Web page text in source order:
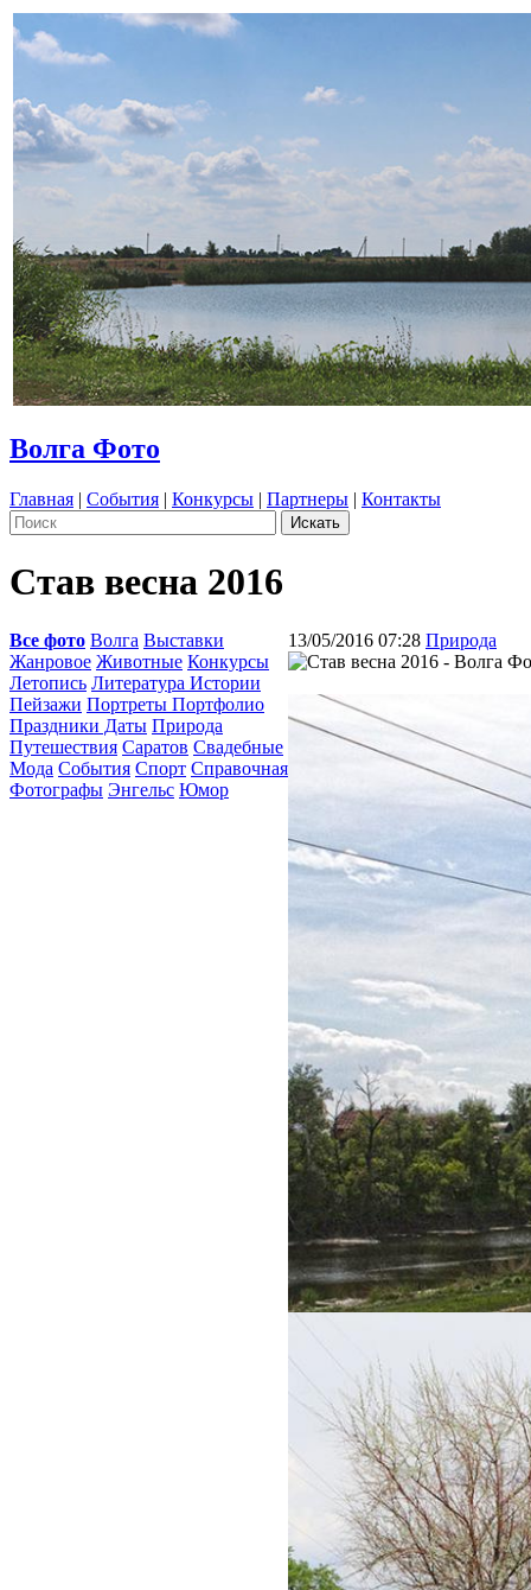
Волга Фото
Главная | События | Конкурсы | Партнеры | Контакты
Став весна 2016
Все фото Волга Выставки
Жанровое Животные Конкурсы
Летопись Литература Истории
Пейзажи Портреты Портфолио
Праздники Даты Природа
Путешествия Саратов Свадебные
Мода События Спорт Справочная
Фотографы Энгельс Юмор
13/05/2016 07:28 Природа